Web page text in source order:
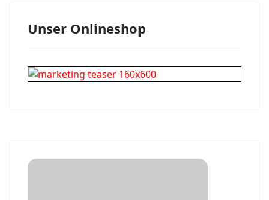
Unser Onlineshop